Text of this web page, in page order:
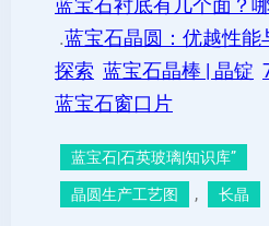
蓝宝石衬底有几个面？
.蓝宝石晶圆：优越性能
探索 蓝宝石晶棒 | 晶锭
蓝宝石窗口片
蓝宝石|石英玻璃|知识库”
晶圆生产工艺图 , 长晶